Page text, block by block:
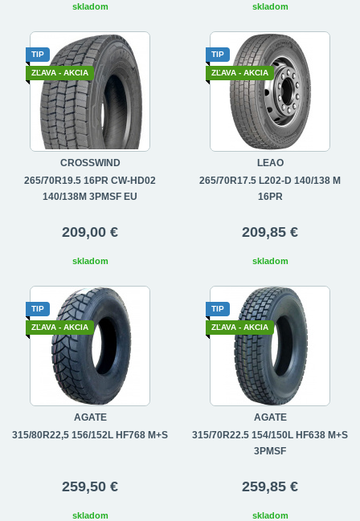
skladom skladom
CROSSWIND
265/70R19.5 16PR CW-HD02
140/138M 3PMSF EU
TIP
ZĽAVA - AKCIA
209,00 €
skladom
LEAO
265/70R17.5 L202-D 140/138 M
16PR
TIP
ZĽAVA - AKCIA
209,85 €
skladom
AGATE
315/80R22,5 156/152L HF768 M+S
TIP
ZĽAVA - AKCIA
259,50 €
skladom
AGATE
315/70R22.5 154/150L HF638 M+S
3PMSF
TIP
ZĽAVA - AKCIA
259,85 €
skladom